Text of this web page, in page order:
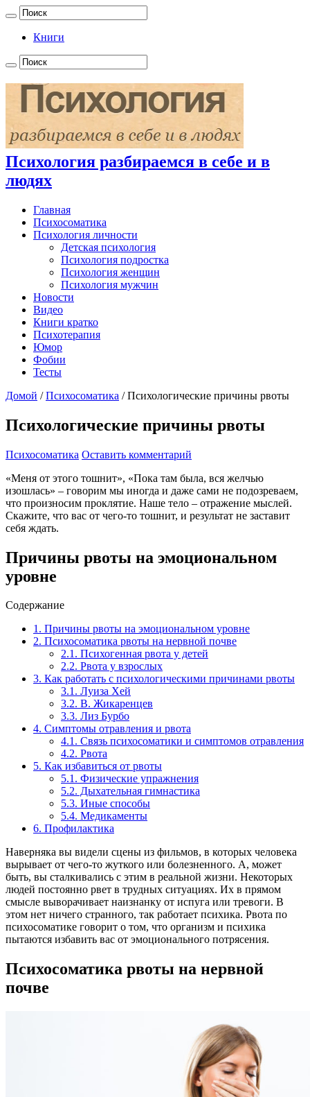
Книги
Психология разбираемся в себе и в
людях
Главная
Психосоматика
Психология личности
Детская психология
Психология подростка
Психология женщин
Психология мужчин
Новости
Видео
Книги кратко
Психотерапия
Юмор
Фобии
Тесты
Домой / Психосоматика / Психологические причины рвоты
Психологические причины рвоты
Психосоматика Оставить комментарий
«Меня от этого тошнит», «Пока там была, вся желчью
изошлась» – говорим мы иногда и даже сами не подозреваем,
что произносим проклятие. Наше тело – отражение мыслей.
Скажите, что вас от чего-то тошнит, и результат не заставит
себя ждать.
Причины рвоты на эмоциональном
уровне
Содержание
1. Причины рвоты на эмоциональном уровне
2. Психосоматика рвоты на нервной почве
2.1. Психогенная рвота у детей
2.2. Рвота у взрослых
3. Как работать с психологическими причинами рвоты
3.1. Луиза Хей
3.2. В. Жикаренцев
3.3. Лиз Бурбо
4. Симптомы отравления и рвота
4.1. Связь психосоматики и симптомов отравления
4.2. Рвота
5. Как избавиться от рвоты
5.1. Физические упражнения
5.2. Дыхательная гимнастика
5.3. Иные способы
5.4. Медикаменты
6. Профилактика
Наверняка вы видели сцены из фильмов, в которых человека
вырывает от чего-то жуткого или болезненного. А, может
быть, вы сталкивались с этим в реальной жизни. Некоторых
людей постоянно рвет в трудных ситуациях. Их в прямом
смысле выворачивает наизнанку от испуга или тревоги. В
этом нет ничего странного, так работает психика. Рвота по
психосоматике говорит о том, что организм и психика
пытаются избавить вас от эмоционального потрясения.
Психосоматика рвоты на нервной
почве